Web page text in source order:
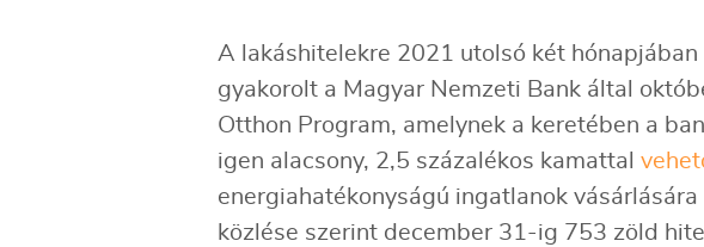
A lakáshitelekre 2021 utolsó két
gyakorolt a Magyar Nemzeti Bank által
Otthon Program, amelynek a keretében a
igen alacsony, 2,5 százalékos kamattal
energiahatékonyságú ingatlanok
közlése szerint december 31-ig 753 zöld